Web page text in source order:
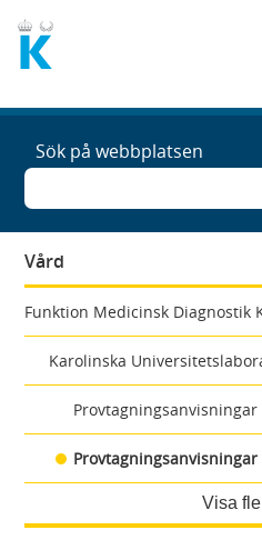
Sök på webbplatsen
Vård
Funktion Medicinsk Diagnostik
Karolinska
Provtagningsanvisningar
Provtagningsanvisningar
Visa